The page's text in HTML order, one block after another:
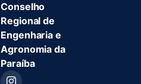
Conselho
Regional de
Engenharia e
Agronomia da
Paraíba